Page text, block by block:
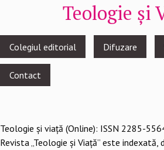
Teologie și
Footer
menu
Colegiul editorial Difuzare
Contact
Teologie şi viaţă (Online): ISSN 2285-
Revista „Teologie și Viață” este